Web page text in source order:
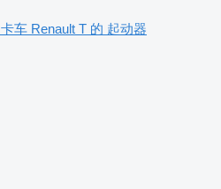
卡车 Renault T 的 起动器